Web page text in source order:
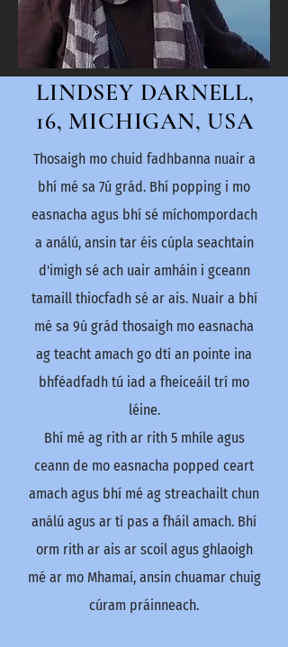
LINDSEY DARNELL,
16, MICHIGAN, USA
Thosaigh mo chuid fadhbanna nuair a
bhí mé sa 7ú grád. Bhí popping i mo
easnacha agus bhí sé míchompordach
a análú, ansin tar éis cúpla seachtain
d'imigh sé ach uair amháin i gceann
tamaill thiocfadh sé ar ais. Nuair a bhí
mé sa 9ú grád thosaigh mo easnacha
ag teacht amach go dtí an pointe ina
bhféadfadh tú iad a fheiceáil trí mo
léine.
Bhí mé ag rith ar rith 5 mhíle agus
ceann de mo easnacha popped ceart
amach agus bhí mé ag streachailt chun
análú agus ar tí pas a fháil amach. Bhí
orm rith ar ais ar scoil agus ghlaoigh
mé ar mo Mhamaí, ansin chuamar chuig
cúram práinneach.